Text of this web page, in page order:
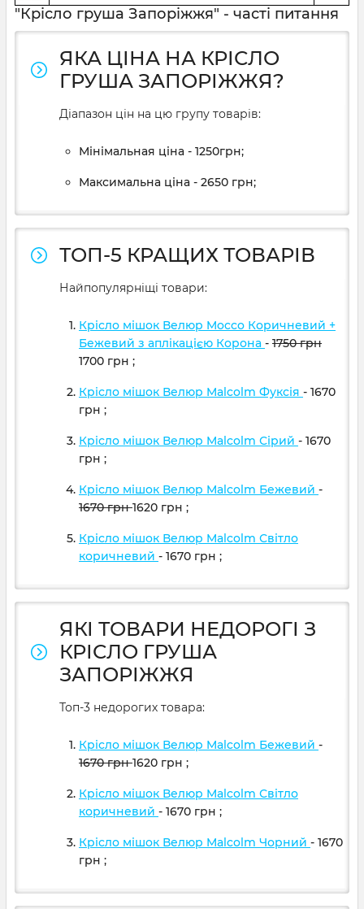
"Крісло груша Запоріжжя" - часті питання
ЯКА ЦІНА НА КРІСЛО
ГРУША ЗАПОРІЖЖЯ?
Діапазон цін на цю групу товарів:
Мінімальная ціна - 1250грн;
Максимальна ціна - 2650 грн;
ТОП-5 КРАЩИХ ТОВАРІВ
Найпопулярніщі товари:
Крісло мішок Велюр Mocco Коричневий +
Бежевий з аплікацією Корона - 1750грн
1700 грн ;
Крісло мішок Велюр Malcolm Фуксія - 1670
грн ;
Крісло мішок Велюр Malcolm Сірий - 1670
грн ;
Крісло мішок Велюр Malcolm Бежевий -
1670грн1620 грн ;
Крісло мішок Велюр Malcolm Світло
коричневий - 1670 грн ;
ЯКІ ТОВАРИ НЕДОРОГІ З
КРІСЛО ГРУША
ЗАПОРІЖЖЯ
Топ-3 недорогих товара:
Крісло мішок Велюр Malcolm Бежевий -
1670грн1620 грн ;
Крісло мішок Велюр Malcolm Світло
коричневий - 1670 грн ;
Крісло мішок Велюр Malcolm Чорний - 1670
грн ;